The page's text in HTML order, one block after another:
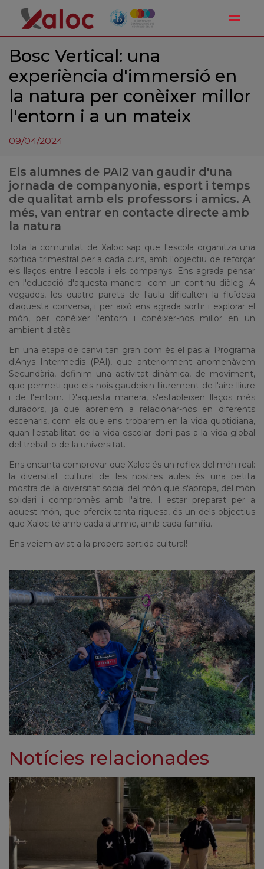
Bosc Vertical: una
experiència d'immersió en
la natura per conèixer millor
l'entorn i a un mateix
09/04/2024
Els alumnes de PAI2 van gaudir d'una
jornada de companyonia, esport i temps
de qualitat amb els professors i amics. A
més, van entrar en contacte directe amb
la natura
Tota la comunitat de Xaloc sap que l'escola organitza una
sortida trimestral per a cada curs, amb l'objectiu de reforçar
els llaços entre l'escola i els companys. Ens agrada pensar
en l'educació d'aquesta manera: com un continu diàleg. A
vegades, les quatre parets de l'aula dificulten la fluïdesa
d'aquesta conversa, i per això ens agrada sortir i explorar el
món, per conèixer l'entorn i conèixer-nos millor en un
ambient distès.
En una etapa de canvi tan gran com és el pas al Programa
d'Anys Intermedis (PAI), que anteriorment anomenàvem
Secundària, definim una activitat dinàmica, de moviment,
que permeti que els nois gaudeixin lliurement de l'aire lliure
i de l'entorn. D'aquesta manera, s'estableixen llaços més
duradors, ja que aprenem a relacionar-nos en diferents
escenaris, com els que ens trobarem en la vida quotidiana,
quan l'estabilitat de la vida escolar doni pas a la vida global
del treball o de la universitat.
Ens encanta comprovar que Xaloc és un reflex del món real:
la diversitat cultural de les nostres aules és una petita
mostra de la diversitat social del món que s'apropa, del món
solidari i compromès amb l'altre. I estar preparat per a
aquest món, que ofereix tanta riquesa, és un dels objectius
que Xaloc té amb cada alumne, amb cada família.
Ens veiem aviat a la propera sortida cultural!
Notícies relacionades